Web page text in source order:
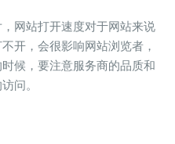
网站打开速度对于网站来说
开，会很影响网站浏览者，
候，要注意服务商的品质和
问。